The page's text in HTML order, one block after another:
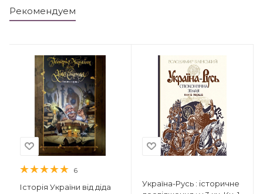
Рекомендуем
6
Історія України від діда
Україна-Русь : історичне